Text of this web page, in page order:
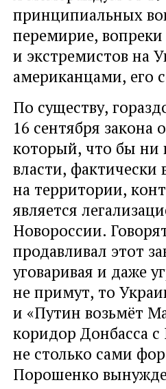
принципиальных
перемирие,
и экстремистов на
американцами, его
По существу,
16 сентября закона
который, что бы ни
власти, фактически
на территории,
является
Новороссии.
продавливал этот
уговаривая и даже
не примут, то
и «Путин возьмёт
коридор Донбасса
не столько сами
Порошенко